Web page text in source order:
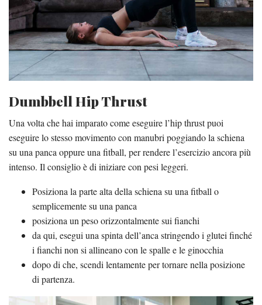
Dumbbell Hip Thrust
Una volta che hai imparato come eseguire l’hip thrust puoi
eseguire lo stesso movimento con manubri poggiando la schiena
su una panca oppure una fitball, per rendere l’esercizio ancora più
intenso. Il consiglio è di iniziare con pesi leggeri.
Posiziona la parte alta della schiena su una fitball o
semplicemente su una panca
posiziona un peso orizzontalmente sui fianchi
da qui, esegui una spinta dell’anca stringendo i glutei finché
i fianchi non si allineano con le spalle e le ginocchia
dopo di che, scendi lentamente per tornare nella posizione
di partenza.